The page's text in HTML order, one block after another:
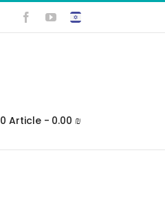
FacebookYouTube
0 Article 0.00 ₪